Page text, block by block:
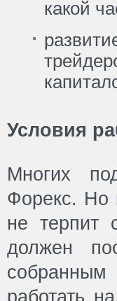
какой
Условия
Многих
Форекс. Но
не терпит
должен
работать